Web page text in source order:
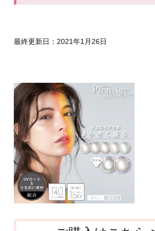
最終更新日：2021年1月26日